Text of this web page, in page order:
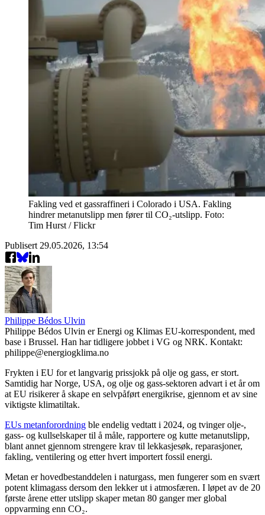
Fakling ved et gassraffineri i Colorado i USA. Fakling
hindrer metanutslipp men fører til CO₂-utslipp. Foto:
Tim Hurst / Flickr
Publisert 29.05.2026, 13:54
Philippe Bédos Ulvin
Philippe Bédos Ulvin er Energi og Klimas EU-korrespondent, med
base i Brussel. Han har tidligere jobbet i VG og NRK. Kontakt:
philippe@energiogklima.no
Frykten i EU for et langvarig prissjokk på olje og gass, er stort.
Samtidig har Norge, USA, og olje og gass-sektoren advart i et år om
at EU risikerer å skape en selvpåført energikrise, gjennom et av sine
viktigste klimatiltak.
EUs metanforordning ble endelig vedtatt i 2024, og tvinger olje-,
gass- og kullselskaper til å måle, rapportere og kutte metanutslipp,
blant annet gjennom strengere krav til lekkasjesøk, reparasjoner,
fakling, ventilering og etter hvert importert fossil energi.
Metan er hovedbestanddelen i naturgass, men fungerer som en svært
potent klimagass dersom den lekker ut i atmosfæren. I løpet av de 20
første årene etter utslipp skaper metan 80 ganger mer global
oppvarming enn CO₂.